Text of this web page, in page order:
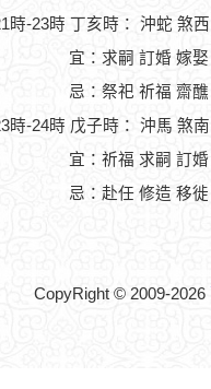
時-23時 丁亥時： 沖蛇 煞
宜：求嗣 訂婚 嫁
忌：祭祀 祈福 齋
時-24時 戊子時： 沖馬 煞
宜：祈福 求嗣 訂
忌：赴任 修造 移
CopyRight © 2009-2026